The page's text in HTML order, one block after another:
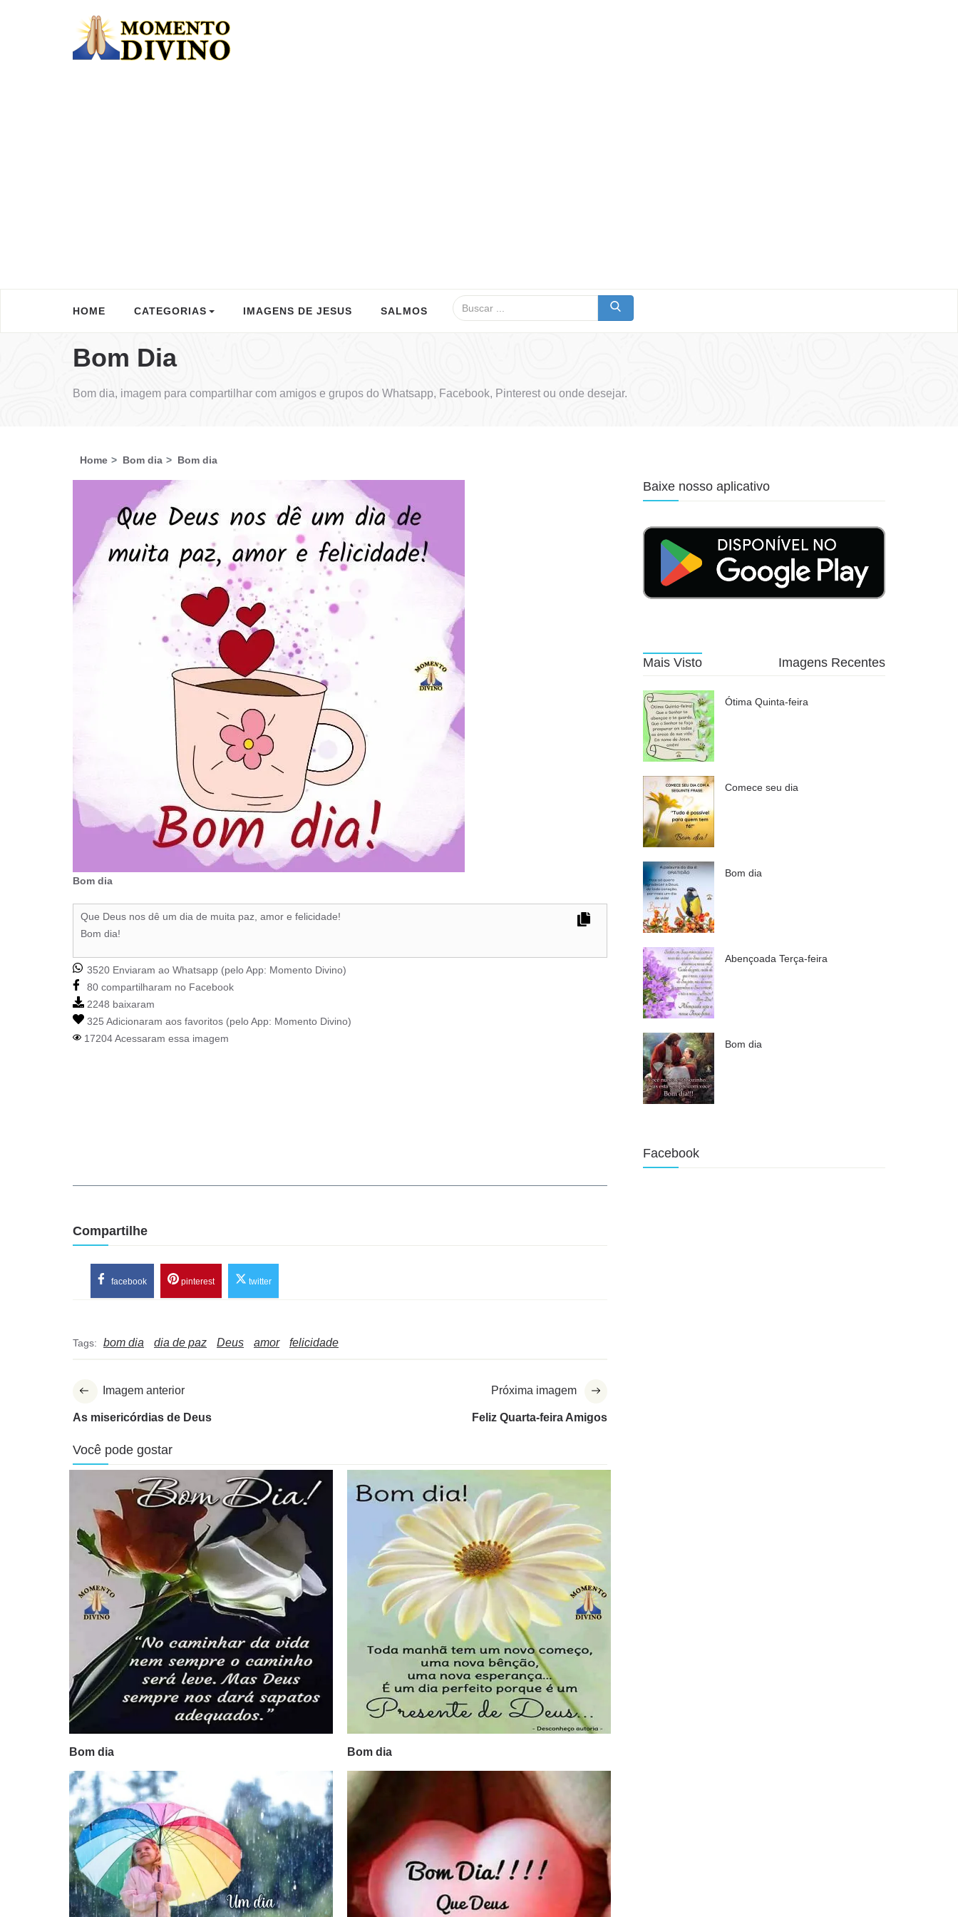
HOME CATEGORIAS IMAGENS DE JESUS SALMOS
Bom Dia
Bom dia, imagem para compartilhar com amigos e grupos do Whatsapp, Facebook, Pinterest ou onde desejar.
Home Bom dia Bom dia
Bom dia
Que Deus nos dê um dia de muita paz, amor e felicidade!
Bom dia!
3520 Enviaram ao Whatsapp (pelo App: Momento Divino)
80 compartilharam no Facebook
2248 baixaram
325 Adicionaram aos favoritos (pelo App: Momento Divino)
17204 Acessaram essa imagem
Compartilhe
facebook pinterest twitter
Tags: bom dia dia de paz Deus amor felicidade
Imagem anterior
As misericórdias de Deus
Próxima imagem
Feliz Quarta-feira Amigos
Você pode gostar
Bom dia Bom dia
Baixe nosso aplicativo
Mais Visto Imagens Recentes
Ótima Quinta-feira
Comece seu dia
Bom dia
Abençoada Terça-feira
Bom dia
Facebook